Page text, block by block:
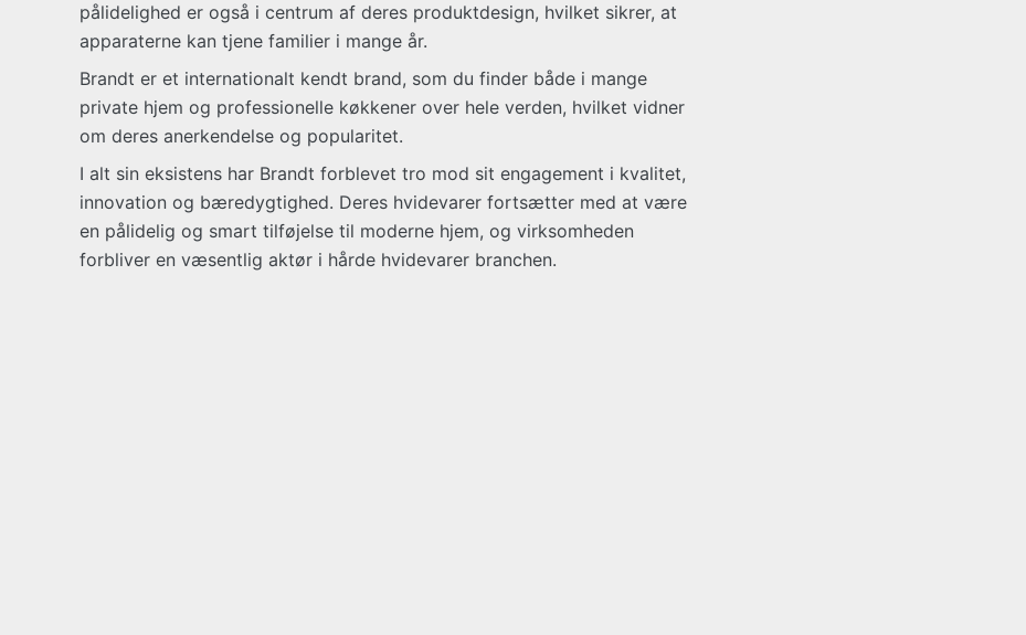
pålidelighed er også i centrum af deres produktdesign, hvilket sikrer, at
apparaterne kan tjene familier i mange år.
Brandt er et internationalt kendt brand, som du finder både i mange
private hjem og professionelle køkkener over hele verden, hvilket vidner
om deres anerkendelse og popularitet.
I alt sin eksistens har Brandt forblevet tro mod sit engagement i kvalitet,
innovation og bæredygtighed. Deres hvidevarer fortsætter med at være
en pålidelig og smart tilføjelse til moderne hjem, og virksomheden
forbliver en væsentlig aktør i hårde hvidevarer branchen.